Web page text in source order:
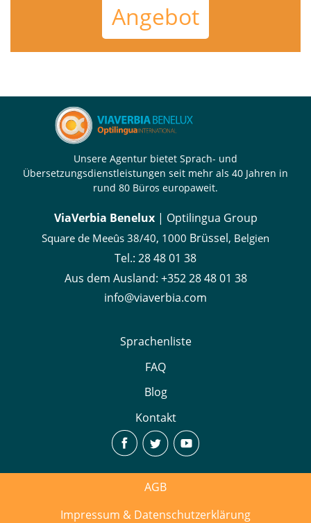
Angebot
Unsere Agentur bietet Sprach- und
Übersetzungsdienstleistungen seit mehr als 40 Jahren in
rund 80 Büros europaweit.
ViaVerbia Benelux | Optilingua Group
Square de Meeûs 38/40, 1000 Brüssel, Belgien
Tel.: 28 48 01 38
Aus dem Ausland: +352 28 48 01 38
info@viaverbia.com
Sprachenliste
FAQ
Blog
Kontakt
AGB
Impressum & Datenschutzerklärung